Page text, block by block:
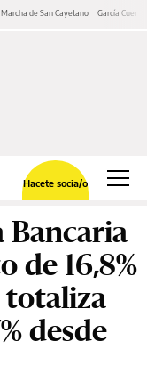
Marcha de San Cayetano García Cuerva
Hacete socia/o
Bancaria
de 16,8%
totaliza
desde